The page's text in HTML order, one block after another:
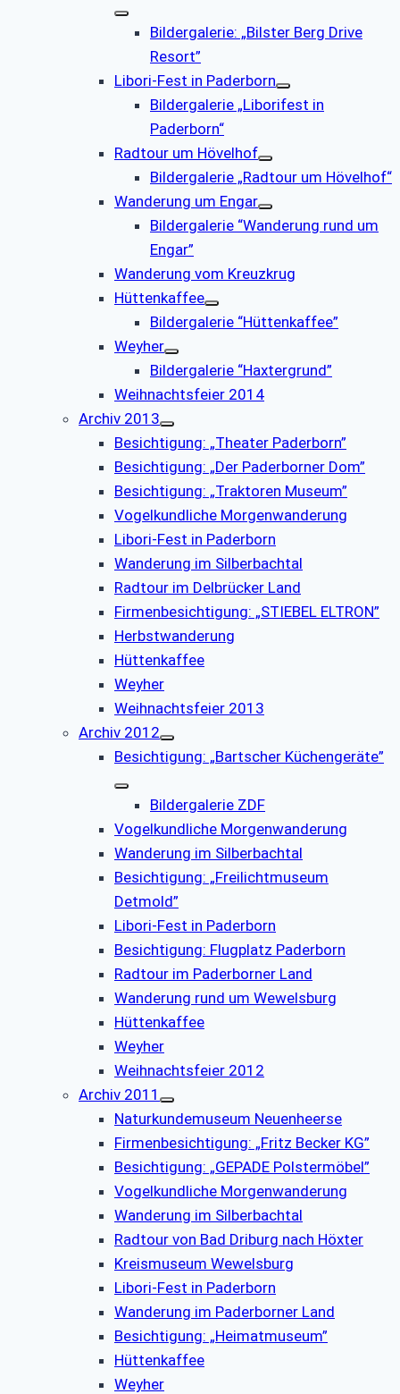
Bildergalerie: „Bilster Berg Drive
Resort”
Libori-Fest in Paderborn
Bildergalerie „Liborifest in
Paderborn“
Radtour um Hövelhof
Bildergalerie „Radtour um Hövelhof“
Wanderung um Engar
Bildergalerie “Wanderung rund um
Engar”
Wanderung vom Kreuzkrug
Hüttenkaffee
Bildergalerie “Hüttenkaffee”
Weyher
Bildergalerie “Haxtergrund”
Weihnachtsfeier 2014
Archiv 2013
Besichtigung: „Theater Paderborn”
Besichtigung: „Der Paderborner Dom”
Besichtigung: „Traktoren Museum”
Vogelkundliche Morgenwanderung
Libori-Fest in Paderborn
Wanderung im Silberbachtal
Radtour im Delbrücker Land
Firmenbesichtigung: „STIEBEL ELTRON”
Herbstwanderung
Hüttenkaffee
Weyher
Weihnachtsfeier 2013
Archiv 2012
Besichtigung: „Bartscher Küchengeräte”
Bildergalerie ZDF
Vogelkundliche Morgenwanderung
Wanderung im Silberbachtal
Besichtigung: „Freilichtmuseum
Detmold”
Libori-Fest in Paderborn
Besichtigung: Flugplatz Paderborn
Radtour im Paderborner Land
Wanderung rund um Wewelsburg
Hüttenkaffee
Weyher
Weihnachtsfeier 2012
Archiv 2011
Naturkundemuseum Neuenheerse
Firmenbesichtigung: „Fritz Becker KG”
Besichtigung: „GEPADE Polstermöbel”
Vogelkundliche Morgenwanderung
Wanderung im Silberbachtal
Radtour von Bad Driburg nach Höxter
Kreismuseum Wewelsburg
Libori-Fest in Paderborn
Wanderung im Paderborner Land
Besichtigung: „Heimatmuseum”
Hüttenkaffee
Weyher